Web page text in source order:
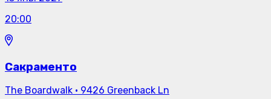
20:00
Сакраменто
The Boardwalk · 9426 Greenback Ln